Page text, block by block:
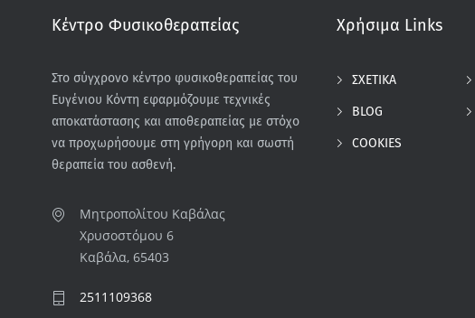
Κέντρο Φυσικοθεραπείας
Στο σύγχρονο κέντρο φυσικοθεραπείας του
Ευγένιου Κόντη εφαρμόζουμε τεχνικές
αποκατάστασης και αποθεραπείας με στόχο
να προχωρήσουμε στη γρήγορη και σωστή
θεραπεία του ασθενή.
Μητροπολίτου Καβάλας
Χρυσοστόμου 6
Καβάλα, 65403
2511109368
Χρήσιμα Links
ΣΧΕΤΙΚΑ
BLOG
COOKIES